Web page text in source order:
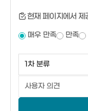
현재 페이지에서 제
매우 만족 만족